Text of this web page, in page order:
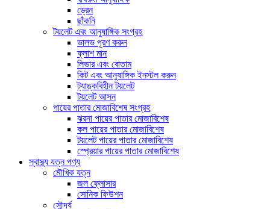
ড্রেন
ছাঁকনি
টয়লেট এবং আনুষাঙ্গিক সংগ্রহ
ভালভ পূরণ করুন
ফ্লাশ মান
লিভার এবং বোতাম
কিট এবং আনুষাঙ্গিক ইনস্টল করুন
ট্যাঙ্কবিহীন টয়লেট
টয়লেট আসন
পায়ের পাতার মোজাবিশেষ সংগ্রহ
ঝরনা পায়ের পাতার মোজাবিশেষ
কল পায়ের পাতার মোজাবিশেষ
টয়লেট পায়ের পাতার মোজাবিশেষ
স্প্রেয়ার পায়ের পাতার মোজাবিশেষ
স্বাস্থ্য যত্ন পণ্য
মৌখিক যত্ন
জল ফ্লোসার
সোনিক ফিউশন
সৌন্দর্য